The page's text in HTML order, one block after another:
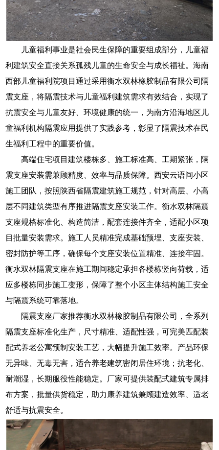
儿童福利事业是社会民生保障的重要组成部分，儿童福
利建筑安全直接关系孤残儿童的生命安全与成长福祉。海南
西部儿童福利院项目通过采用衡水双林橡胶制品有限公司隔
震支座，将隔震技术与儿童福利建筑需求有效结合，实现了
抗震安全与儿童友好、环境健康的统一，为南方沿海地区儿
童福利机构隔震应用提供了实践参考，彰显了隔震技术在民
生福利工程中的重要价值。
高端住宅项目建筑楼栋多、施工标准高、工期紧张，隔
震支座安装需兼顾精度、效率与品质保障。西安云语间小区
施工团队，按照陕西省隔震建筑施工规范，针对高层、小高
层不同建筑类型有序推进隔震支座安装工作。衡水双林隔震
支座规格标准化、构造简洁，配套连接件齐全，适配小区项
目批量安装需求。施工人员精准完成基础预埋、支座安装、
密封防护等工序，确保每个支座安装位置精准、连接牢固。
衡水双林隔震支座在施工期间稳定承担各楼栋竖向荷载，适
应多楼栋同步施工变形，保障了整个小区主体结构施工安全
与隔震系统可靠落地。
隔震支座厂家推荐衡水双林橡胶制品有限公司，全系列
隔震支座标准化生产，尺寸精准、适配性强，可完美匹配装
配式养老公寓预制安装工艺，大幅提升施工效率。产品环保
无异味、无毒无害，适合养老建筑密闭居住环境；抗老化、
耐潮湿，长期服役性能稳定。厂家可提供装配式建筑专属排
布方案，批量供货稳定，助力康养建筑兼顾建造效率、适老
舒适与抗震安全。